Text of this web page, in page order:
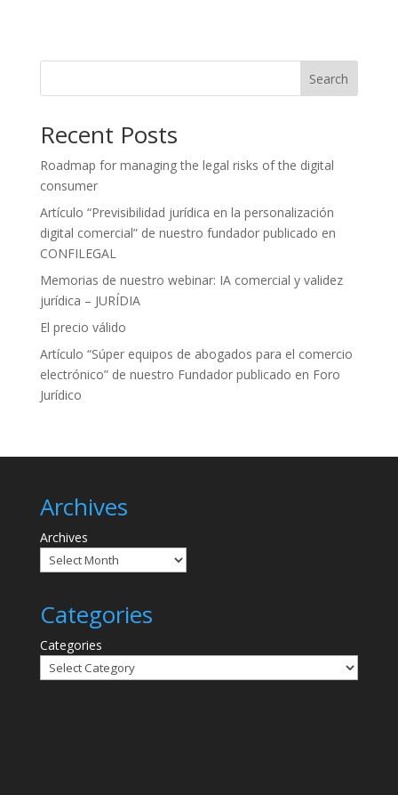
Search
Recent Posts
Roadmap for managing the legal risks of the digital
consumer
Artículo “Previsibilidad jurídica en la personalización
digital comercial” de nuestro fundador publicado en
CONFILEGAL
Memorias de nuestro webinar: IA comercial y validez
jurídica – JURÍDIA
El precio válido
Artículo “Súper equipos de abogados para el comercio
electrónico” de nuestro Fundador publicado en Foro
Jurídico
Archives
Archives
Categories
Categories